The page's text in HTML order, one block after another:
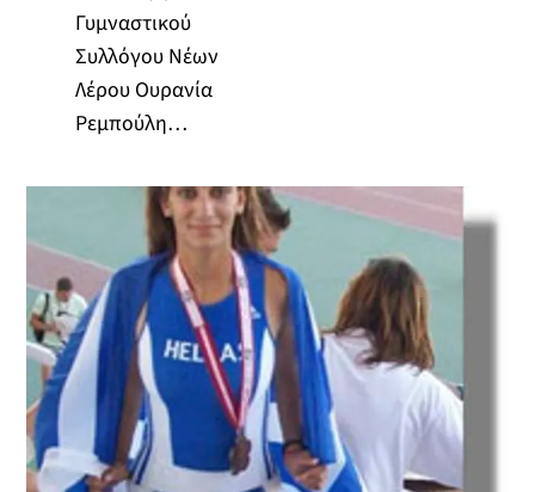
Γυμναστικού
Συλλόγου Νέων
Λέρου Ουρανία
Ρεμπούλη…